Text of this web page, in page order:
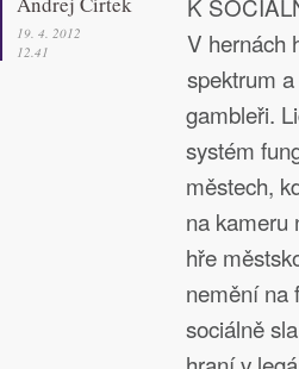
19. 4. 2012
12.41
K
V hernách
spektrum
gambleři.
systém
městech,
na kameru
hře
nemění na
sociálně